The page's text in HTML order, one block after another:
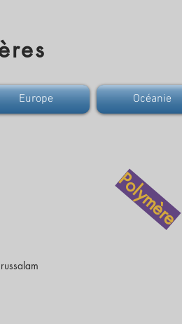
Europe Océanie
Polymère